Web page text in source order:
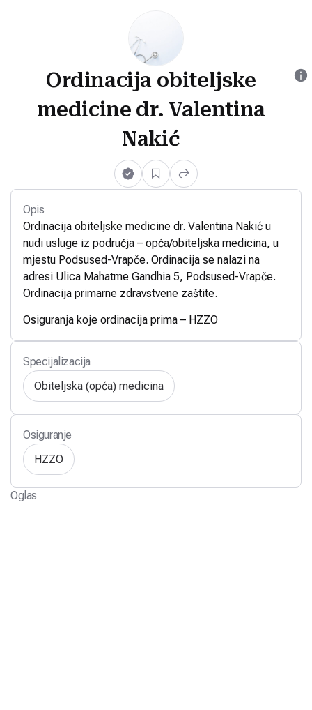
Ordinacija obiteljske
medicine dr. Valentina
Nakić
Opis
Ordinacija obiteljske medicine dr. Valentina Nakić u
nudi usluge iz područja – opća/obiteljska medicina, u
mjestu Podsused-Vrapče. Ordinacija se nalazi na
adresi Ulica Mahatme Gandhia 5, Podsused-Vrapče.
Ordinacija primarne zdravstvene zaštite.
Osiguranja koje ordinacija prima – HZZO
Specijalizacija
Obiteljska (opća) medicina
Osiguranje
HZZO
Oglas